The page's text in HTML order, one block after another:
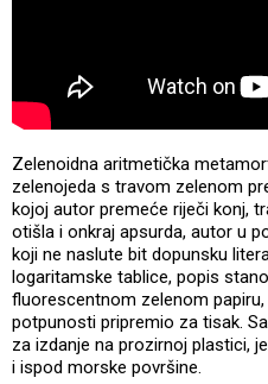
Zelenoidna aritmetička
zelenojeda s travom zelenom
kojoj autor premeće riječi konj,
otišla i onkraj apsurda, autor u
koji ne naslute bit dopunsku
logaritamske tablice, popis
fluorescentnom zelenom
potpunosti pripremio za tisak.
za izdanje na prozirnoj plastici,
i ispod morske površine.